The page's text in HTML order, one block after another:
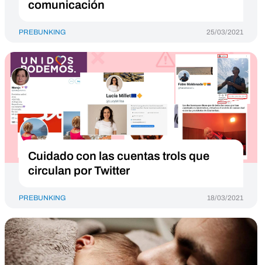
comunicación
PREBUNKING 25/03/2021
Cuidado con las cuentas trols que
circulan por Twitter
PREBUNKING 18/03/2021